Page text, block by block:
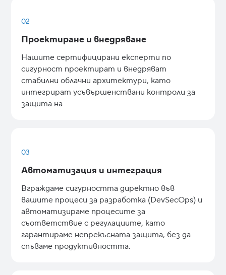
02
Проектиране и внедряване
Нашите сертифицирани експерти по
сигурност проектират и внедряват
стабилни облачни архитектури, като
интегрират усъвършенствани контроли за
защита на
03
Автоматизация и интеграция
Вграждаме сигурността директно във
вашите процеси за разработка (DevSecOps) и
автоматизираме процесите за
съответствие с регулациите, като
гарантираме непрекъсната защита, без да
спъваме продуктивността.